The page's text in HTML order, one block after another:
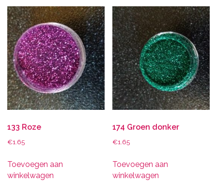
133 Roze
€1.65
Toevoegen aan
winkelwagen
174 Groen donker
€1.65
Toevoegen aan
winkelwagen